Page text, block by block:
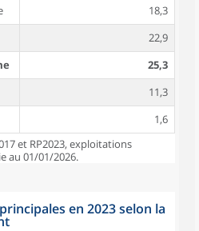
18,3
22,9
25,3
11,3
1,6
et RP2023, exploitations
au 01/01/2026.
en 2023 selon la